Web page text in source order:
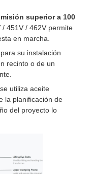
superior a 100
/ 451V / 462V permite
en marcha.
su instalación
recinto o de un
utiliza aceite
la planificación de
del proyecto lo